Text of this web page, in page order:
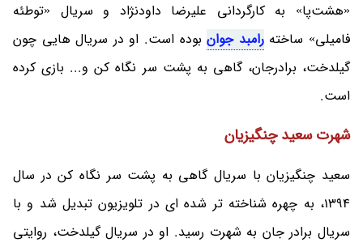
«هشت‌پا» به کارگردانی علیرضا داودنژاد و سریال «توطئه
فامیلی» ساختهرامبد جوانبوده است. او در سریال هایی چون
گیلدخت، برادرجان، گاهی به پشت سر نگاه کن و... بازی کرده
است.
شهرت سعید چنگیزیان
سعید چنگیزیان با سریال گاهی به پشت سر نگاه کن در سال
1394، به چهره شناخته تر شده ای در تلویزیون تبدیل شد و با
سریال برادر جان به شهرت رسید. او در سریال گیلدخت، روایتی